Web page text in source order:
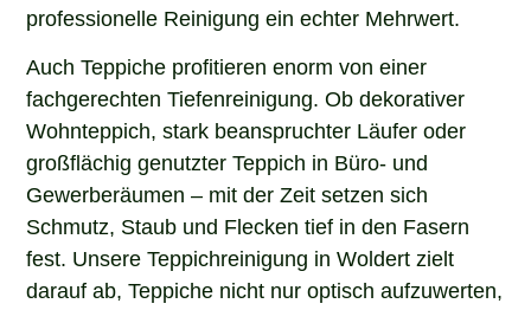
professionelle Reinigung ein echter Mehrwert.
Auch Teppiche profitieren enorm von einer
fachgerechten Tiefenreinigung. Ob dekorativer
Wohnteppich, stark beanspruchter Läufer oder
großflächig genutzter Teppich in Büro- und
Gewerberäumen – mit der Zeit setzen sich
Schmutz, Staub und Flecken tief in den Fasern
fest. Unsere Teppichreinigung in Woldert zielt
darauf ab, Teppiche nicht nur optisch aufzuwerten,